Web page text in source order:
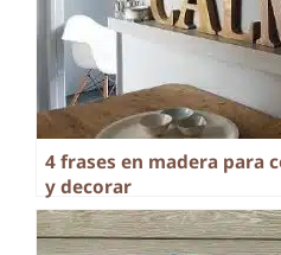
4 frases en madera para
y decorar